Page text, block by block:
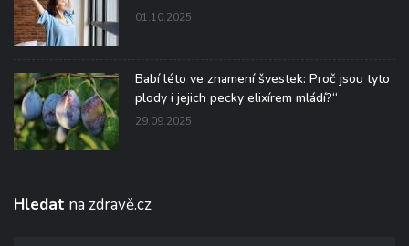
01.10.2025
Babí léto ve znamení švestek: Proč jsou tyto
plody i jejich pecky elixírem mládí?“
29.09.2025
Hledat na zdravě.cz